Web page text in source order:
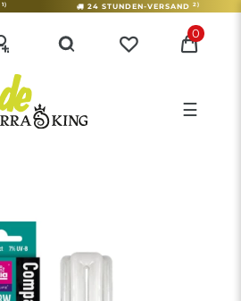
1) 24 STUNDEN-VERSAND 2)
0
☰